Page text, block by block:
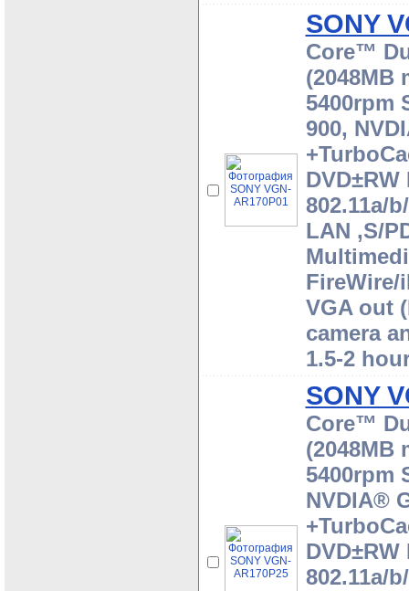
SONY
Core™
(2048MB
5400rpm
900,
802.11a/
LAN ,S/
FireWire/
VGA out
camera
1.5-2
SONY
Core™
(2048MB
5400rpm
NVDIA®
802.11a/